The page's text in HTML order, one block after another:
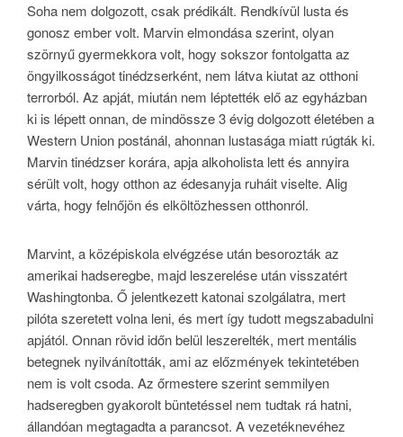
Soha nem dolgozott, csak prédikált. Rendkívül lusta és
gonosz ember volt. Marvin elmondása szerint, olyan
szörnyű gyermekkora volt, hogy sokszor fontolgatta az
öngyilkosságot tinédzserként, nem látva kiutat az otthoni
terrorból. Az apját, miután nem léptették elő az egyházban
ki is lépett onnan, de mindössze 3 évig dolgozott életében a
Western Union postánál, ahonnan lustasága miatt rúgták ki.
Marvin tinédzser korára, apja alkoholista lett és annyira
sérült volt, hogy otthon az édesanyja ruháit viselte. Alig
várta, hogy felnőjön és elköltözhessen otthonról.
Marvint, a középiskola elvégzése után besorozták az
amerikai hadseregbe, majd leszerelése után visszatért
Washingtonba. Ő jelentkezett katonai szolgálatra, mert
pilóta szeretett volna leni, és mert így tudott megszabadulni
apjától. Onnan rövid időn belül leszerelték, mert mentális
betegnek nyilvánították, ami az előzmények tekintetében
nem is volt csoda. Az őrmestere szerint semmilyen
hadseregben gyakorolt büntetéssel nem tudtak rá hatni,
állandóan megtagadta a parancsot. A vezetéknevéhez